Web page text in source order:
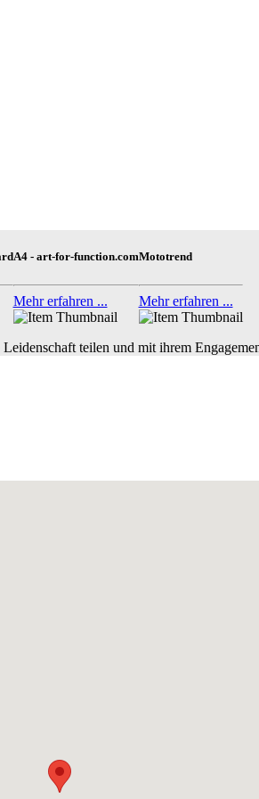
A4 - art-for-function.com
Mehr erfahren ...
Mototrend
Mehr erfahren ...
teilen und mit ihrem